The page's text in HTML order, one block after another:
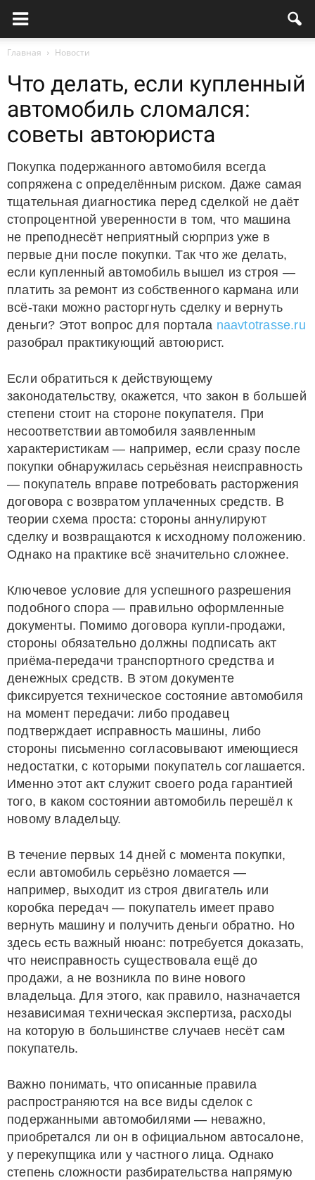
Главная Новости
Что делать, если купленный
автомобиль сломался:
советы автоюриста
Покупка подержанного автомобиля всегда
сопряжена с определённым риском. Даже самая
тщательная диагностика перед сделкой не даёт
стопроцентной уверенности в том, что машина
не преподнесёт неприятный сюрприз уже в
первые дни после покупки. Так что же делать,
если купленный автомобиль вышел из строя —
платить за ремонт из собственного кармана или
всё-таки можно расторгнуть сделку и вернуть
деньги? Этот вопрос для портала naavtotrasse.ru
разобрал практикующий автоюрист.
Если обратиться к действующему
законодательству, окажется, что закон в большей
степени стоит на стороне покупателя. При
несоответствии автомобиля заявленным
характеристикам — например, если сразу после
покупки обнаружилась серьёзная неисправность
— покупатель вправе потребовать расторжения
договора с возвратом уплаченных средств. В
теории схема проста: стороны аннулируют
сделку и возвращаются к исходному положению.
Однако на практике всё значительно сложнее.
Ключевое условие для успешного разрешения
подобного спора — правильно оформленные
документы. Помимо договора купли-продажи,
стороны обязательно должны подписать акт
приёма-передачи транспортного средства и
денежных средств. В этом документе
фиксируется техническое состояние автомобиля
на момент передачи: либо продавец
подтверждает исправность машины, либо
стороны письменно согласовывают имеющиеся
недостатки, с которыми покупатель соглашается.
Именно этот акт служит своего рода гарантией
того, в каком состоянии автомобиль перешёл к
новому владельцу.
В течение первых 14 дней с момента покупки,
если автомобиль серьёзно ломается —
например, выходит из строя двигатель или
коробка передач — покупатель имеет право
вернуть машину и получить деньги обратно. Но
здесь есть важный нюанс: потребуется доказать,
что неисправность существовала ещё до
продажи, а не возникла по вине нового
владельца. Для этого, как правило, назначается
независимая техническая экспертиза, расходы
на которую в большинстве случаев несёт сам
покупатель.
Важно понимать, что описанные правила
распространяются на все виды сделок с
подержанными автомобилями — неважно,
приобретался ли он в официальном автосалоне,
у перекупщика или у частного лица. Однако
степень сложности разбирательства напрямую